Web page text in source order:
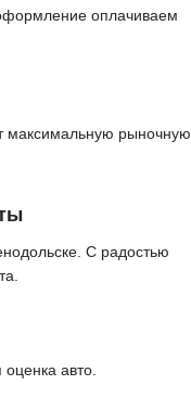
оплачиваем
максимальную рыночную
С радостью
авто.